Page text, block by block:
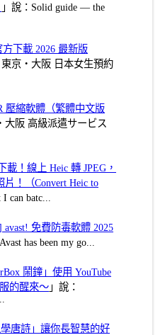
」說：Solid guide — the
下載 2026 最新版
東京・大阪 日本女生預約
壓縮軟體（繁體中文版
大阪 高級派遣サービス
載！線上 Heic 轉 JPEG，
！（Convert Heic to
can batc...
avast! 免費防毒軟體 2025
has been my go...
鬧鐘」使用 YouTube
的醒來～ 」說：
學唐詩」讓你長智慧的好